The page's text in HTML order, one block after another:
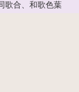
歌合、和歌色葉